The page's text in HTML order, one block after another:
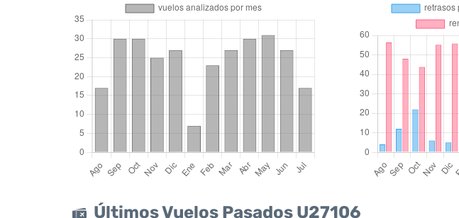
Últimos Vuelos Pasados U27106